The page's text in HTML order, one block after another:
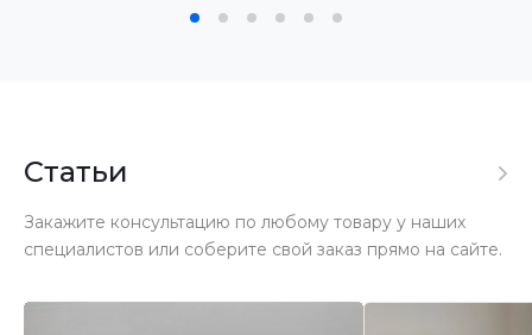
Статьи
Закажите консультацию по любому товару у наших
специалистов или соберите свой заказ прямо на сайте.